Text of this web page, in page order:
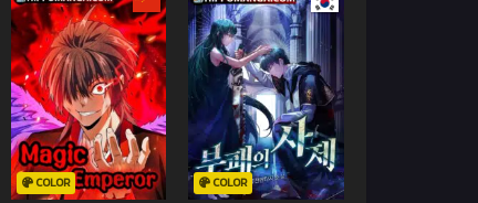
COLOR COLOR